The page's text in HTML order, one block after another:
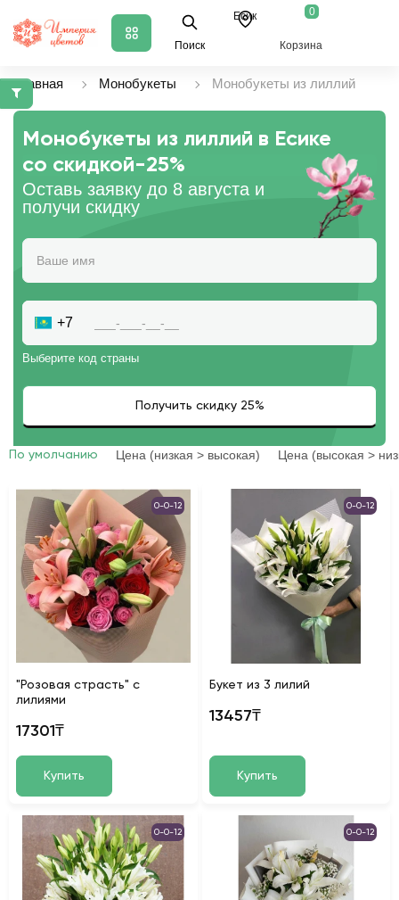
Поиск
Есик 0
Корзина
Главная Монобукеты Монобукеты из лиллий
Монобукеты из лиллий в Есике
со скидкой-25%
Оставь заявку до 8 августа и
получи скидку
+7
Выберите код страны
По умолчанию Цена (низкая > высокая) Цена (высокая >
0-0-12
"Розовая страсть" с
лилиями
17301₸
Купить
0-0-12
Букет из 3 лилий
13457₸
Купить
0-0-12 0-0-12